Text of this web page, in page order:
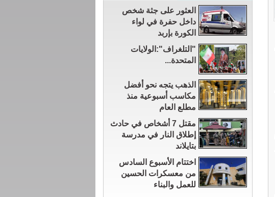
العثور على جثة شخص
داخل حفرة في لواء
الكورة بإربد
"التلغراف":الولايات
المتحدة...
الذهب يتجه نحو أفضل
مكاسب أسبوعية منذ
مطلع العام
مقتل 7 أشخاص في حادث
إطلاق النار في مدرسة
بتايلاند
اختتام الأسبوع السادس
من معسكرات الحسين
للعمل والبناء